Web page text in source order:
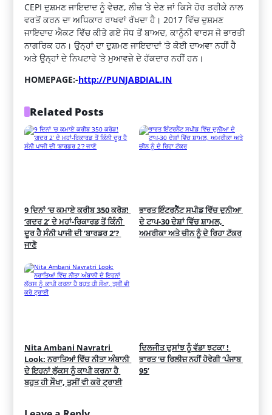
CEPI ਦੁਸ਼ਮਣ ਜਾਇਦਾਦ ਨੂੰ ਵੇਚਣ, ਲੀਜ਼ ‘ਤੇ ਦੇਣ ਜਾਂ ਕਿਸੇ ਹੋਰ ਤਰੀਕੇ ਨਾਲ
ਵਰਤੋਂ ਕਰਨ ਦਾ ਅਧਿਕਾਰ ਰਾਖਵਾਂ ਰੱਖਦਾ ਹੈ। 2017 ਵਿੱਚ ਦੁਸ਼ਮਣ
ਜਾਇਦਾਦ ਐਕਟ ਵਿੱਚ ਕੀਤੇ ਗਏ ਸੋਧ ਤੋਂ ਬਾਅਦ, ਕਾਨੂੰਨੀ ਵਾਰਸ ਜੋ ਭਾਰਤੀ
ਨਾਗਰਿਕ ਹਨ। ਉਨ੍ਹਾਂ ਦਾ ਦੁਸ਼ਮਣ ਜਾਇਦਾਦਾਂ ‘ਤੇ ਕੋਈ ਦਾਅਵਾ ਨਹੀਂ ਹੈ
ਅਤੇ ਉਨ੍ਹਾਂ ਦੇ ਨਿਪਟਾਰੇ ‘ਤੇ ਮੁਆਵਜ਼ੇ ਦੇ ਹੱਕਦਾਰ ਨਹੀਂ ਹਨ।
HOMEPAGE:-http://PUNJABDIAL.IN
Related Posts
9 ਦਿਨਾਂ ‘ਚ ਕਮਾਏ ਕਰੀਬ 350 ਕਰੋੜ!
‘ਗਦਰ 2’ ਦੇ ਮਹਾਂ-ਰਿਕਾਰਡ ਤੋਂ ਕਿੰਨੀ
ਦੂਰ ਹੈ ਸੰਨੀ ਪਾਜੀ ਦੀ ‘ਬਾਰਡਰ 2’?
ਜਾਣੋ
ਭਾਰਤ ਇੰਟਰਨੈੱਟ ਸਪੀਡ ਵਿੱਚ ਦੁਨੀਆ
ਦੇ ਟਾਪ-30 ਦੇਸ਼ਾਂ ਵਿੱਚ ਸ਼ਾਮਲ,
ਅਮਰੀਕਾ ਅਤੇ ਚੀਨ ਨੂੰ ਦੇ ਰਿਹਾ ਟੱਕਰ
Nita Ambani Navratri
Look: ਨਰਾਤਿਆਂ ਵਿੱਚ ਨੀਤਾ ਅੰਬਾਨੀ
ਦੇ ਇਹਨਾਂ ਲੁੱਕਸ ਨੂੰ ਕਾਪੀ ਕਰਨਾ ਹੈ
ਬਹੁਤ ਹੀ ਸੌਖਾ, ਤੁਸੀਂ ਵੀ ਕਰੋ ਟ੍ਰਾਈ
ਦਿਲਜੀਤ ਦੁਸਾਂਝ ਨੂੰ ਵੱਡਾ ਝਟਕਾ !
ਭਾਰਤ ‘ਚ ਰਿਲੀਜ਼ ਨਹੀਂ ਹੋਵੇਗੀ ‘ਪੰਜਾਬ
95’